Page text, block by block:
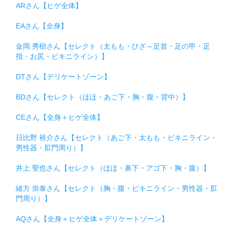
ARさん【ヒゲ全体】
EAさん【全身】
金岡 秀樹さん【セレクト（太もも・ひざ～足首・足の甲・足
指・お尻・ビキニライン）】
DTさん【デリケートゾーン】
BDさん【セレクト（ほほ・あご下・胸・腹・背中）】
CEさん【全身＋ヒゲ全体】
日比野 裕介さん【セレクト（あご下・太もも・ビキニライン・
男性器・肛門周り）】
井上 聖也さん【セレクト（ほほ・鼻下・アゴ下・胸・腹）】
緒方 崇泰さん【セレクト（胸・腹・ビキニライン・男性器・肛
門周り）】
AQさん【全身＋ヒゲ全体＋デリケートゾーン】